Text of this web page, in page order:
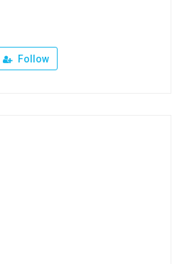
Follow